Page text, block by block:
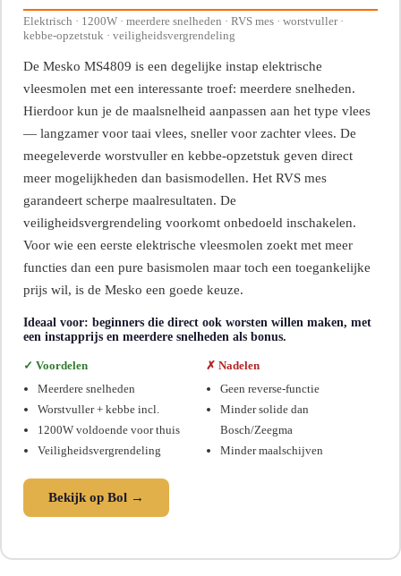
Elektrisch · 1200W · meerdere snelheden · RVS mes · worstvuller ·
kebbe-opzetstuk · veiligheidsvergrendeling
De Mesko MS4809 is een degelijke instap elektrische
vleesmolen met een interessante troef: meerdere snelheden.
Hierdoor kun je de maalsnelheid aanpassen aan het type vlees
— langzamer voor taai vlees, sneller voor zachter vlees. De
meegeleverde worstvuller en kebbe-opzetstuk geven direct
meer mogelijkheden dan basismodellen. Het RVS mes
garandeert scherpe maalresultaten. De
veiligheidsvergrendeling voorkomt onbedoeld inschakelen.
Voor wie een eerste elektrische vleesmolen zoekt met meer
functies dan een pure basismolen maar toch een toegankelijke
prijs wil, is de Mesko een goede keuze.
Ideaal voor: beginners die direct ook worsten willen maken, met
een instapprijs en meerdere snelheden als bonus.
✓ Voordelen
Meerdere snelheden
Worstvuller + kebbe incl.
1200W voldoende voor thuis
Veiligheidsvergrendeling
✗ Nadelen
Geen reverse-functie
Minder solide dan
Bosch/Zeegma
Minder maalschijven
Bekijk op Bol →